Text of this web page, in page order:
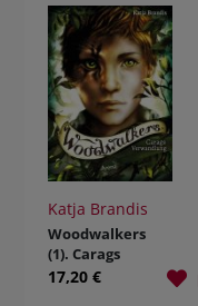
Katja Brandis
Woodwalkers
(1). Carags
Verwandlung
17,20 €